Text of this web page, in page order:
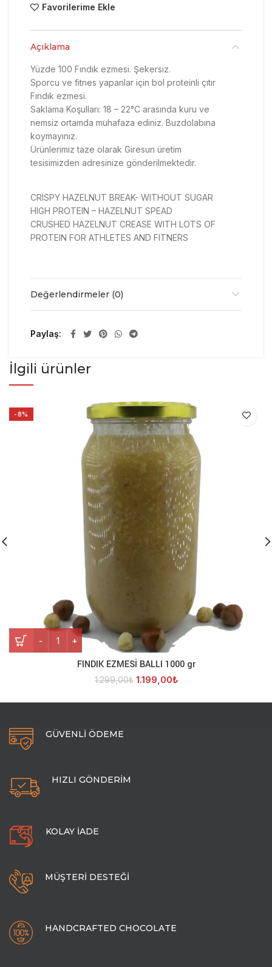
Favorilerime Ekle
Açıklama
Yüzde 100 Fındık ezmesi. Şekersiz.
Sporcu ve fitnes yapanlar için bol proteinli çıtır
Fındık ezmesi.
Saklama Koşulları: 18 – 22°C arasında kuru ve
nemsiz ortamda muhafaza ediniz. Buzdolabına
koymayınız.
Ürünlerimiz taze olarak Giresun üretim
tesisimizden adresinize gönderilmektedir.
CRISPY HAZELNUT BREAK- WITHOUT SUGAR
HIGH PROTEIN – HAZELNUT SPEAD
CRUSHED HAZELNUT CREASE WITH LOTS OF
PROTEIN FOR ATHLETES AND FITNERS
Değerlendirmeler (0)
Paylaş
İlgili ürünler
-8%
FINDIK EZMESİ BALLI 1000 gr adet
FINDIK EZMESİ BALLI 1000 gr
1.299,00₺ Orijinal
1.299,00₺.
1.199,00₺Şu
fiyat:
GÜVENLİ ÖDEME
HIZLI GÖNDERİM
KOLAY İADE
MÜŞTERİ DESTEĞİ
HANDCRAFTED CHOCOLATE